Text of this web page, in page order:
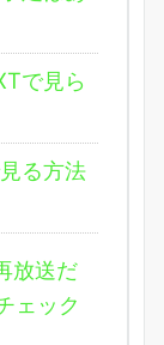
で見ら
る方法
放送だ
ェック